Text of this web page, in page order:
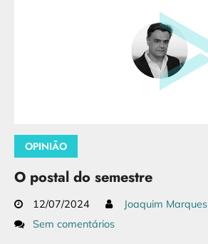
OPINIÃO
O postal do semestre
12/07/2024
Joaquim Marques
Sem comentários